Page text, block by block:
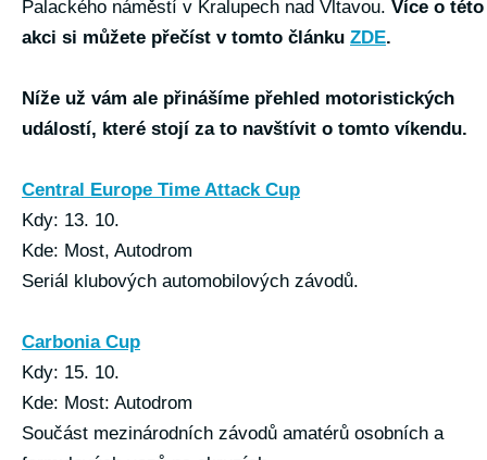
Palackého náměstí v Kralupech nad Vltavou. Více o této
akci si můžete přečíst v tomto článku ZDE.
Níže už vám ale přinášíme přehled motoristických
událostí, které stojí za to navštívit o tomto víkendu.
Central Europe Time Attack Cup
Kdy: 13. 10.
Kde: Most, Autodrom
Seriál klubových automobilových závodů.
Carbonia Cup
Kdy: 15. 10.
Kde: Most: Autodrom
Součást mezinárodních závodů amatérů osobních a